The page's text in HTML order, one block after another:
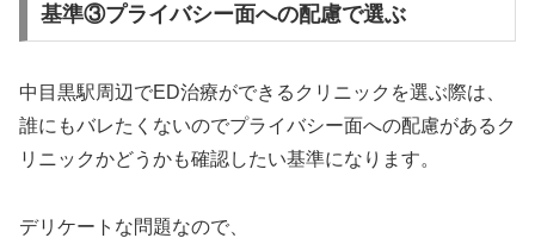
基準③プライバシー面への配慮で選ぶ
中目黒駅周辺でED治療ができるクリニックを選ぶ際は、
誰にもバレたくないのでプライバシー面への配慮があるク
リニックかどうかも確認したい基準になります。
デリケートな問題なので、